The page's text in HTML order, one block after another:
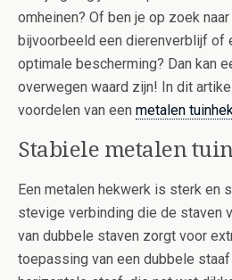
omheinen? Of ben je op zoek
bijvoorbeeld een dierenverblijf of
optimale bescherming? Dan kan
overwegen waard zijn! In dit
voordelen van een metalen
Stabiele metalen
Een metalen hekwerk is sterk en
stevige verbinding die de staven
van dubbele staven zorgt voor
toepassing van een dubbele